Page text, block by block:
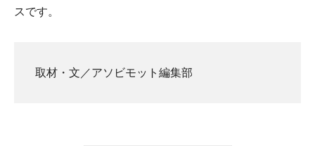
スです。
取材・文／アソビモット編集部